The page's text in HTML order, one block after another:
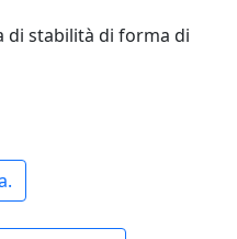
di stabilità di forma di